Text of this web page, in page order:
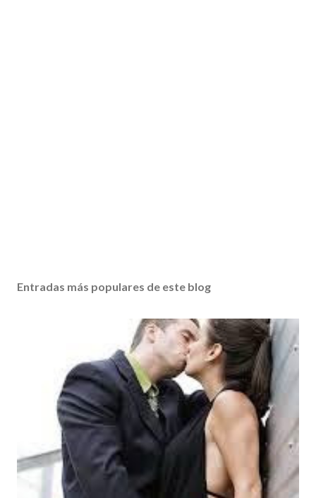
Entradas más populares de este blog